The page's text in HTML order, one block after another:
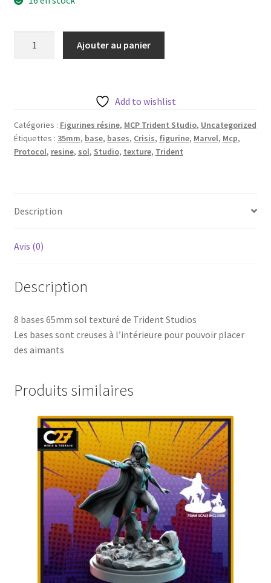
texturé
de
Trident
figurine
Ajouter au panier
Add to wishlist
Catégories : Figurines résine, MCP Trident Studio, Uncategorized
Étiquettes : 35mm, base, bases, Crisis, figurine, Marvel, Mcp,
Protocol, resine, sol, Studio, texture, Trident
Description
Avis (0)
Description
8 bases 65mm sol texturé de Trident Studios
Les bases sont creuses à l’intérieure pour pouvoir placer
des aimants
Produits similaires